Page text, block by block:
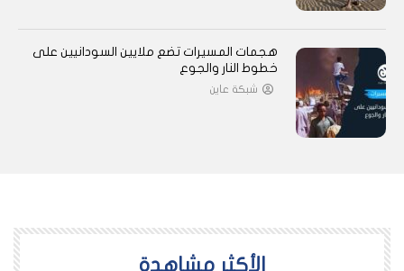
هجمات المسيرات تضع ملايين السودانيين على
خطوط النار والجوع
شبكة عاين
اﻷكثر مشاهدة